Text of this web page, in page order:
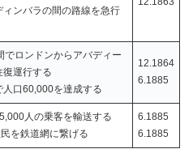
ィンバラの間の路線を急行
でロンドンからアバディー
復運行する
人口60,000を達成する
12.1864
6.1885
人の乗客を輸送する
を鉄道網に繋げる
6.1885
6.1885